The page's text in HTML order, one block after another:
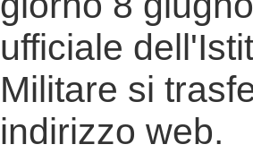
ufficiale
Militare si
indirizzo web.